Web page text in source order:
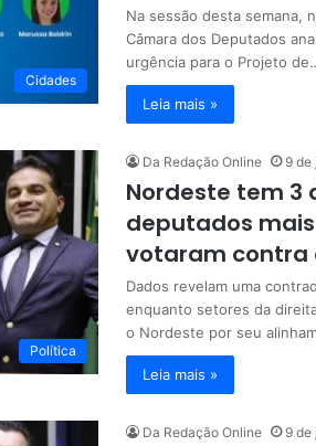
Cidades
Na sessão desta semana,
Câmara dos Deputados
urgência para o Projeto
Leia mais »
Política
Da Redação Online 9 de
Nordeste tem 3
deputados
votaram contra
Dados revelam uma
enquanto setores da
o Nordeste por seu
Leia mais »
Da Redação Online 9 de